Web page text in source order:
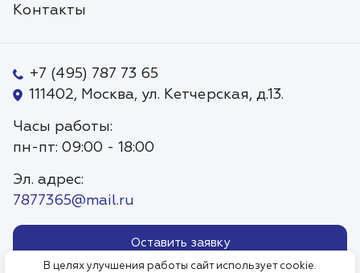
Контакты
+7 (495) 787 73 65
111402, Москва, ул. Кетчерская, д.13.
Часы работы:
пн-пт: 09:00 - 18:00
Эл. адрес:
7877365@mail.ru
Оставить заявку
В целях улучшения работы сайт использует cookie.